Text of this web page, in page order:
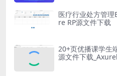
医疗行业处方管
re RP源文件下载
20+页优播课学生
源文件下载